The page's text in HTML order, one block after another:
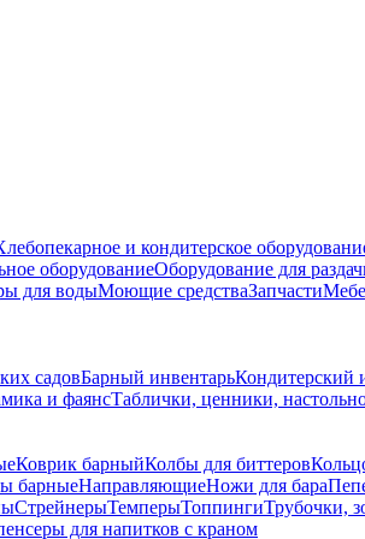
и кондитерское
оборудованиеОборудование для
для водыМоющие средстваЗапчасти
садовБарный инвентарьКондитерский
и фаянсТаблички, ценники,
Коврик барныйКолбы для биттеров
барныеНаправляющиеНожи для бара
СтрейнерыТемперыТоппингиТрубочки,
для напитков с краном